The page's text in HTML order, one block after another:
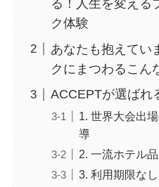
る！人生を変える
ク体験
あなたも抱えてい
クにまつわるこん
ACCEPTが選ばれ
1. 世界大会出
導
2. 一流ホテル
3. 利用期限な